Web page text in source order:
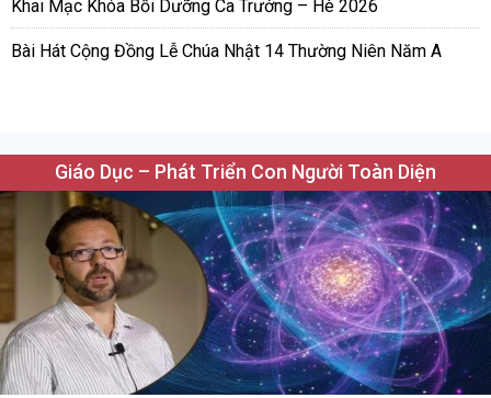
Khai Mạc Khóa Bồi Dưỡng Ca Trưởng – Hè 2026
Bài Hát Cộng Đồng Lễ Chúa Nhật 14 Thường Niên Năm A
Giáo Dục – Phát Triển Con Người Toàn Diện